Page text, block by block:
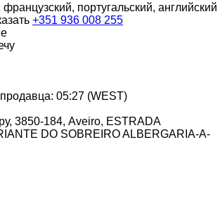
французский, португальский, английский
+351 936 008 255
05:27 (WEST)
3850-184, Aveiro, ESTRADA
DO SOBREIRO ALBERGARIA-A-